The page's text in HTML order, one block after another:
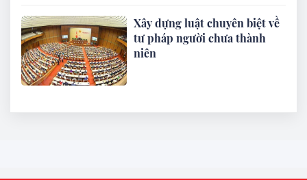
Xây dựng luật chuyên biệt về
tư pháp người chưa thành
niên